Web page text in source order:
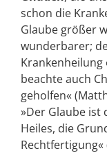
schon die
Glaube größer
wunderbarer;
Krankenheilung
beachte auch
geholfen«
»Der Glaube ist
Heiles, die
Rechtfertigung«